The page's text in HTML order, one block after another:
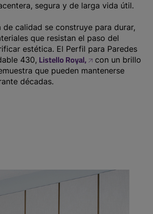
segura y de larga vida útil.
de calidad se construye para durar,
que resistan el paso del
estética. El Perfil para Paredes
430, Listello Royal,
con un brillo
que pueden mantenerse
décadas.